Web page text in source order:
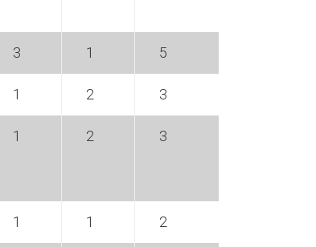
3 1 5
1 2 3
1 2 3
1 1 2